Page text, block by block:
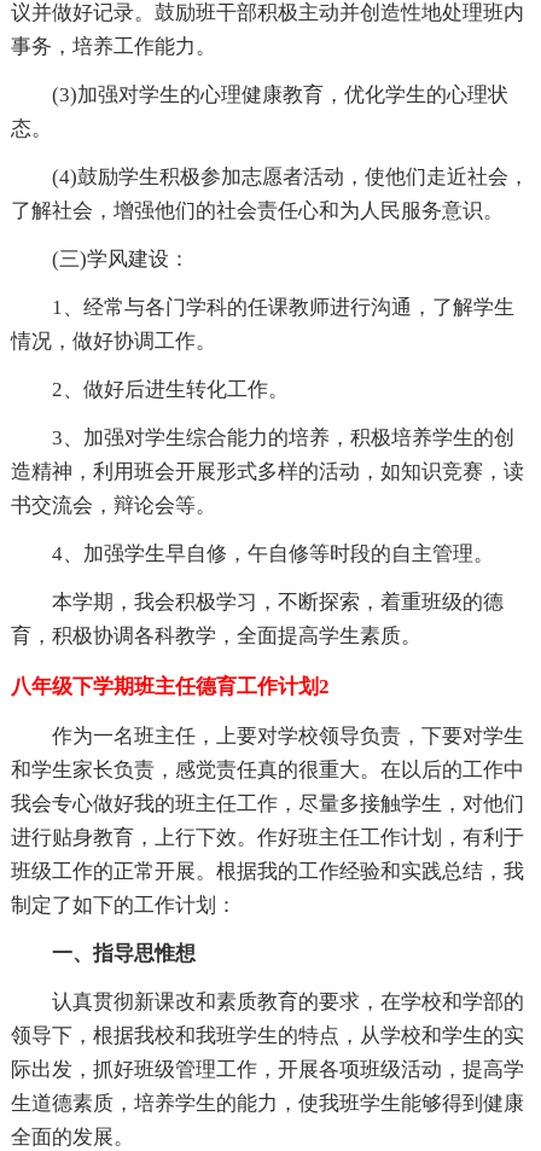
议并做好记录。鼓励班干部积极主动并创造性地处理班内
事务，培养工作能力。
(3)加强对学生的心理健康教育，优化学生的心理状
态。
(4)鼓励学生积极参加志愿者活动，使他们走近社会，
了解社会，增强他们的社会责任心和为人民服务意识。
(三)学风建设：
1、经常与各门学科的任课教师进行沟通，了解学生
情况，做好协调工作。
2、做好后进生转化工作。
3、加强对学生综合能力的培养，积极培养学生的创
造精神，利用班会开展形式多样的活动，如知识竞赛，读
书交流会，辩论会等。
4、加强学生早自修，午自修等时段的自主管理。
本学期，我会积极学习，不断探索，着重班级的德
育，积极协调各科教学，全面提高学生素质。
八年级下学期班主任德育工作计划2
作为一名班主任，上要对学校领导负责，下要对学生
和学生家长负责，感觉责任真的很重大。在以后的工作中
我会专心做好我的班主任工作，尽量多接触学生，对他们
进行贴身教育，上行下效。作好班主任工作计划，有利于
班级工作的正常开展。根据我的工作经验和实践总结，我
制定了如下的工作计划：
一、指导思惟想
认真贯彻新课改和素质教育的要求，在学校和学部的
领导下，根据我校和我班学生的特点，从学校和学生的实
际出发，抓好班级管理工作，开展各项班级活动，提高学
生道德素质，培养学生的能力，使我班学生能够得到健康
全面的发展。